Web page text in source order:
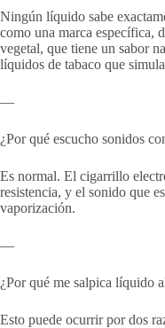
Ningún líquido sabe
como una marca específica,
vegetal, que tiene un sabor
líquidos de tabaco que
—
¿Por qué escucho sonidos
Es normal. El cigarrillo
resistencia, y el sonido que
vaporización.
—
¿Por qué me salpica líquido
Esto puede ocurrir por dos